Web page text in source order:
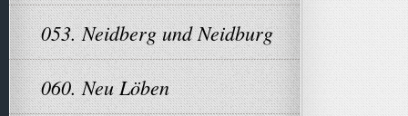
053. Neidberg und Neidburg
060. Neu Löben